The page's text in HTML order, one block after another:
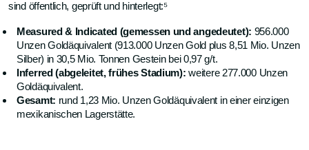
sind öffentlich, geprüft und hinterlegt:⁵
Measured & Indicated (gemessen und angedeutet): 956.000
Unzen Goldäquivalent (913.000 Unzen Gold plus 8,51 Mio. Unzen
Silber) in 30,5 Mio. Tonnen Gestein bei 0,97 g/t.
Inferred (abgeleitet, frühes Stadium): weitere 277.000 Unzen
Goldäquivalent.
Gesamt: rund 1,23 Mio. Unzen Goldäquivalent in einer einzigen
mexikanischen Lagerstätte.